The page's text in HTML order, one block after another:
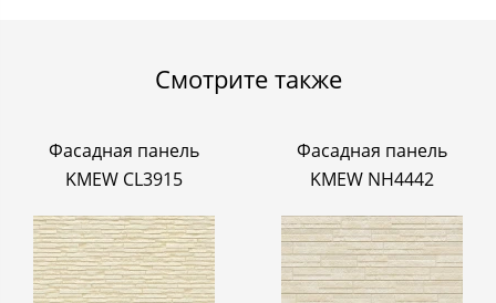
Смотрите также
Фасадная панель
KMEW CL3915
Фасадная панель
KMEW NH4442